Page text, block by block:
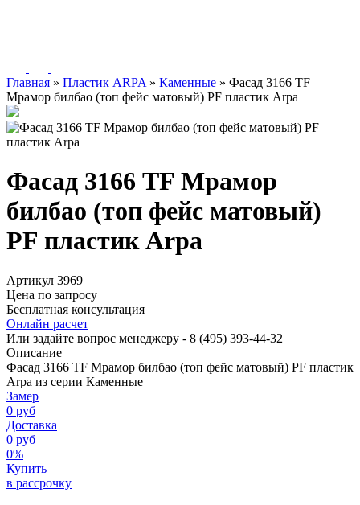
Главная » Пластик ARPA » Каменные » Фасад 3166 TF
Мрамор билбао (топ фейс матовый) PF пластик Arpa
Фасад 3166 TF Мрамор
билбао (топ фейс матовый)
PF пластик Arpa
Артикул 3969
Цена по запросу
Бесплатная консультация
Онлайн расчет
Или задайте вопрос менеджеру - 8 (495) 393-44-32
Описание
Фасад 3166 TF Мрамор билбао (топ фейс матовый) PF пластик
Arpa из серии Каменные
Замер
0 руб
Доставка
0 руб
0%
Купить
в рассрочку